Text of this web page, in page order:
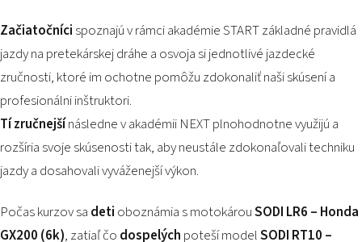
Začiatočníci spoznajú v rámci akadémie START základné pravidlá
jazdy na pretekárskej dráhe a osvoja si jednotlivé jazdecké
zručnosti, ktoré im ochotne pomôžu zdokonaliť naši skúsení a
profesionálni inštruktori.
Tí zručnejšínásledne v akadémii NEXT plnohodnotne využijú a
rozšíria svoje skúsenosti tak, aby neustále zdokonaľovali techniku
jazdy a dosahovali vyváženejší výkon.
Počas kurzov sa deti oboznámia s motokárouSODI LR6 – Honda
GX200 (6k), zatiaľ čo dospelých poteší modelSODI RT10 –